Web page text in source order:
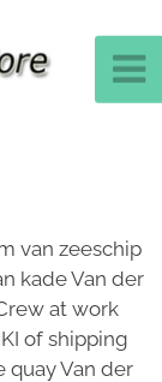
van zeeschip
kade Van der
at work
of shipping
quay Van der